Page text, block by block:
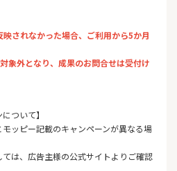
されなかった場合、ご利用から5か月
象外となり、成果のお問合せは受付け
ついて】
ッピー記載のキャンペーンが異なる場
は、広告主様の公式サイトよりご確認